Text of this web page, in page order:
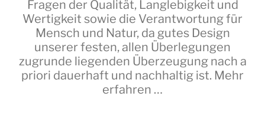
Fragen der Qualität, Langlebigkeit und
Wertigkeit sowie die Verantwortung für
Mensch und Natur, da gutes Design
unserer festen, allen Überlegungen
zugrunde liegenden Überzeugung nach a
priori dauerhaft und nachhaltig ist. Mehr
erfahren …